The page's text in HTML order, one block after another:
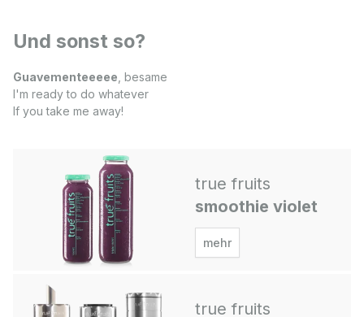
Und sonst so?
Guavementeeeee , besame
I'm ready to do whatever
If you take me away!
true fruits
smoothie violet
mehr
true fruits